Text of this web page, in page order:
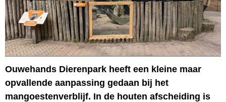
Ouwehands Dierenpark heeft een kleine maar
opvallende aanpassing gedaan bij het
mangoestenverblijf. In de houten afscheiding is